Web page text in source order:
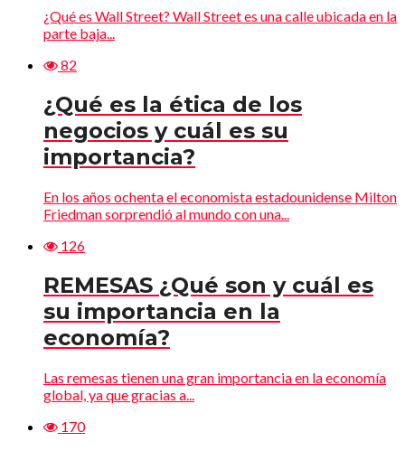
¿Qué es Wall Street? Wall Street es una calle ubicada en la
parte baja...
82
¿Qué es la ética de los
negocios y cuál es su
importancia?
En los años ochenta el economista estadounidense Milton
Friedman sorprendió al mundo con una...
126
REMESAS ¿Qué son y cuál es
su importancia en la
economía?
Las remesas tienen una gran importancia en la economía
global, ya que gracias a...
170